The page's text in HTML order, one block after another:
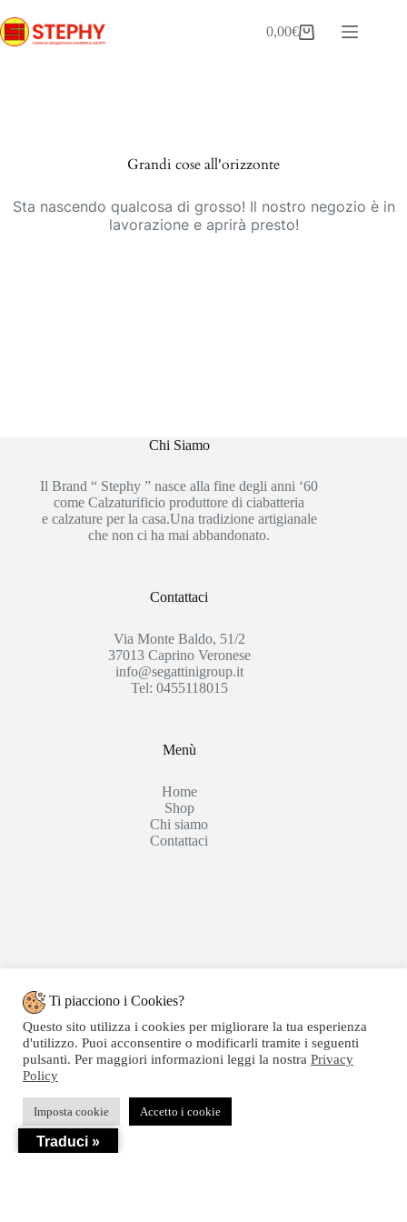
al
contenuto
Carrello
0,00€
Grandi cose all'orizzonte
Sta nascendo qualcosa di grosso! Il nostro negozio è in
lavorazione e aprirà presto!
Chi Siamo
Il Brand “ Stephy ” nasce alla fine degli anni ‘60
come Calzaturificio produttore di ciabatteria
e calzature per la casa.Una tradizione artigianale
che non ci ha mai abbandonato.
Contattaci
Via Monte Baldo, 51/2
37013 Caprino Veronese
info@segattinigroup.it
Tel: 0455118015
Menù
Home
Shop
Chi siamo
Contattaci
Copyright © 2020 SEGATTINI GROUP SRL - Web
powered by Dylog Italia S.p.a. - P.IVA 04550820239
Privacy
Ti piacciono i Cookies?
Questo sito utilizza i cookies per migliorare la tua esperienza
d'utilizzo. Puoi acconsentire o modificarli tramite i seguenti
pulsanti. Per maggiori informazioni leggi la nostra Privacy
Policy
Imposta cookie Accetto i cookie
Traduci »